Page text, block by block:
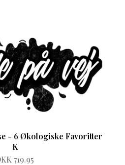
- 6 Økologiske Favoritter
K
719.95